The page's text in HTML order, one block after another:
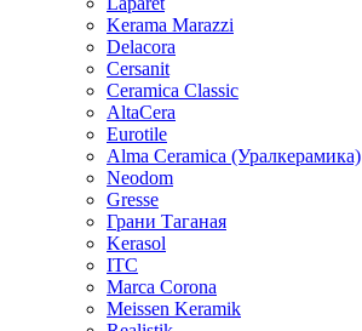
Kerama Marazzi
Delacora
Cersanit
Ceramica Classic
AltaCera
Eurotile
Alma Ceramica (Уралкерамика)
Neodom
Gresse
Грани Таганая
Kerasol
ITC
Marca Corona
Meissen Keramik